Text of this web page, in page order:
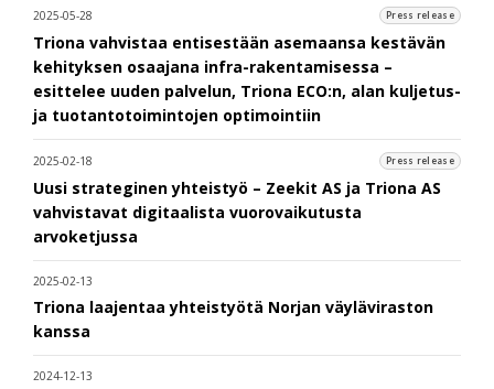
2025-05-28 Press release
Triona vahvistaa entisestään asemaansa kestävän
kehityksen osaajana infra-rakentamisessa –
esittelee uuden palvelun, Triona ECO:n, alan kuljetus-
ja tuotantotoimintojen optimointiin
2025-02-18 Press release
Uusi strateginen yhteistyö – Zeekit AS ja Triona AS
vahvistavat digitaalista vuorovaikutusta
arvoketjussa
2025-02-13
Triona laajentaa yhteistyötä Norjan väyläviraston
kanssa
2024-12-13